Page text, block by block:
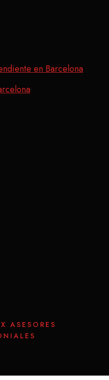
en Barcelona
ASESORES